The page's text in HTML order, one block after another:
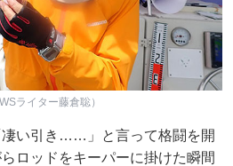
ライター藤倉聡）
凄い引き……」と言って格闘を開
ロッドをキーパーに掛けた瞬間